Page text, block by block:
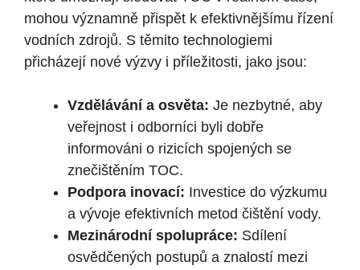
mohou významně přispět​ k efektivnějšímu řízení
vodních zdrojů.⁣ S‌ těmito technologiemi
přicházejí nové ‌výzvy i příležitosti, jako jsou:
Vzdělávání⁣ a osvěta: Je nezbytné, aby
veřejnost i odborníci byli dobře
informováni o rizicích spojených se
znečištěním TOC.
Podpora inovací: Investice do‌ výzkumu
a ⁤vývoje efektivních metod čištění vody.
Mezinárodní ⁣spolupráce: Sdílení
osvědčených postupů ‍a znalostí mezi